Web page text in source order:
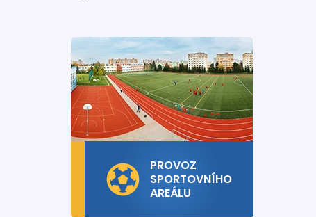
PROVOZ
SPORTOVNÍHO
AREÁLU